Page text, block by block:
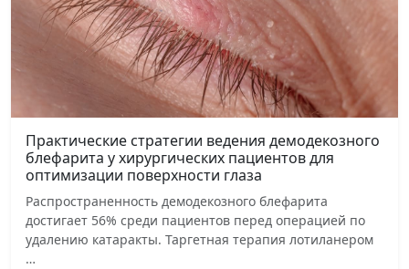
Практические стратегии ведения демодекозного
блефарита у хирургических пациентов для
оптимизации поверхности глаза
Распространенность демодекозного блефарита
достигает 56% среди пациентов перед операцией по
удалению катаракты. Таргетная терапия лотиланером
…